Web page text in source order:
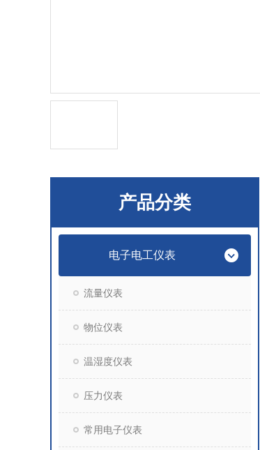
产品分类
电子电工仪表
流量仪表
物位仪表
温湿度仪表
压力仪表
常用电子仪表